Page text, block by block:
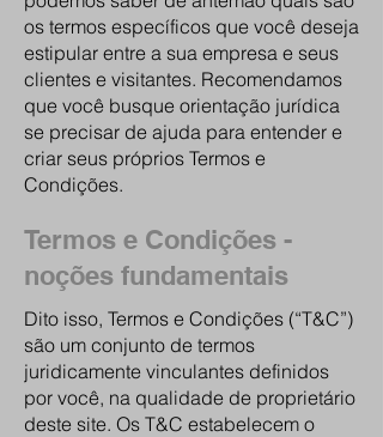
os termos específicos que você deseja
estipular entre a sua empresa e seus
clientes e visitantes. Recomendamos
que você busque orientação jurídica
se precisar de ajuda para entender e
criar seus próprios Termos e
Condições.
Termos e Condições -
noções fundamentais
Dito isso, Termos e Condições (“T&C”)
são um conjunto de termos
juridicamente vinculantes definidos
por você, na qualidade de proprietário
deste site. Os T&C estabelecem o